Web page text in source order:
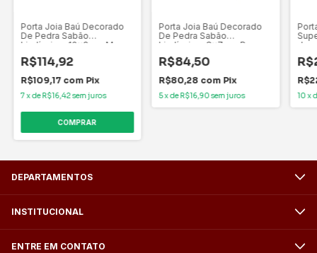
Porta Joia Baú Decorado
De Pedra Sabão
Lindíssimo 10x9 cm M
R$114,92
R$109,17 com Pix
7xdeR$16,42sem juros
Porta Joia Baú Decorado
De Pedra Sabão
Lindíssimo 8x7 cm P
R$84,50
R$80,28 com Pix
5xdeR$16,90sem juros
de
10x
DEPARTAMENTOS
INSTITUCIONAL
ENTRE EM CONTATO